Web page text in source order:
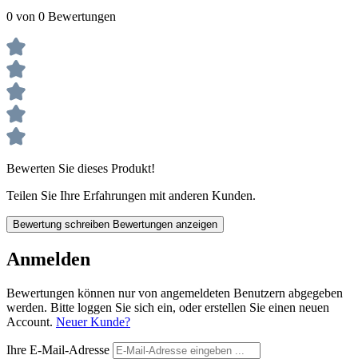
0 von 0 Bewertungen
Bewerten Sie dieses Produkt!
Teilen Sie Ihre Erfahrungen mit anderen Kunden.
Bewertung schreiben Bewertungen anzeigen
Anmelden
Bewertungen können nur von angemeldeten Benutzern abgegeben
werden. Bitte loggen Sie sich ein, oder erstellen Sie einen neuen
Account. Neuer Kunde?
Ihre E-Mail-Adresse